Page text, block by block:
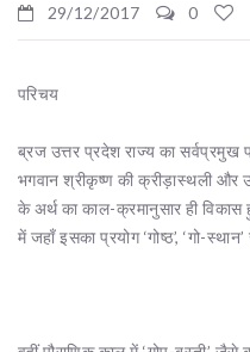
29/12/2017
0
परिचय
ब्रज उत्तर प्रदेश राज्य का सर्वप्रमुख
भगवान श्रीकृष्ण की क्रीड़ास्थली और
के अर्थ का काल-क्रमानुसार ही
में जहाँ इसका प्रयोग ‘गोष्ठ’, ‘गो-